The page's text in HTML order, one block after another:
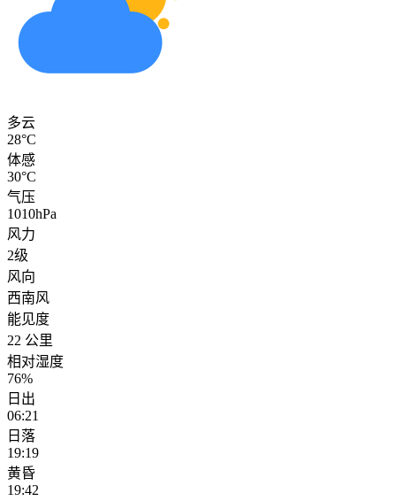
多云
28°C
体感
30°C
气压
1010hPa
风力
2级
风向
西南风
能见度
22 公里
相对湿度
76%
日出
06:21
日落
19:19
黄昏
19:42